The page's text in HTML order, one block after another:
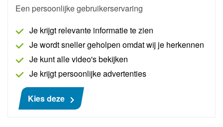
Een persoonlijke gebruikerservaring
Je krijgt relevante informatie te zien
Je wordt sneller geholpen omdat wij je herkennen
Je kunt alle video's bekijken
Je krijgt persoonlijke advertenties
Kies deze